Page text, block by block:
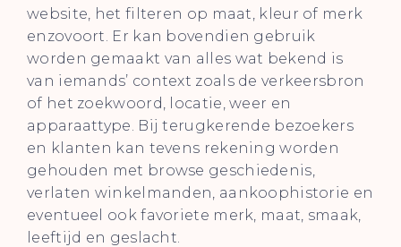
website, het filteren op maat, kleur of merk
enzovoort. Er kan bovendien gebruik
worden gemaakt van alles wat bekend is
van iemands’ context zoals de verkeersbron
of het zoekwoord, locatie, weer en
apparaattype. Bij terugkerende bezoekers
en klanten kan tevens rekening worden
gehouden met browse geschiedenis,
verlaten winkelmanden, aankoophistorie en
eventueel ook favoriete merk, maat, smaak,
leeftijd en geslacht.